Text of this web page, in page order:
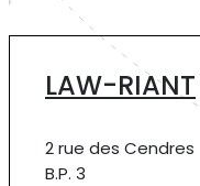
LAW-RIANT
2 rue des Cendres
B.P. 3